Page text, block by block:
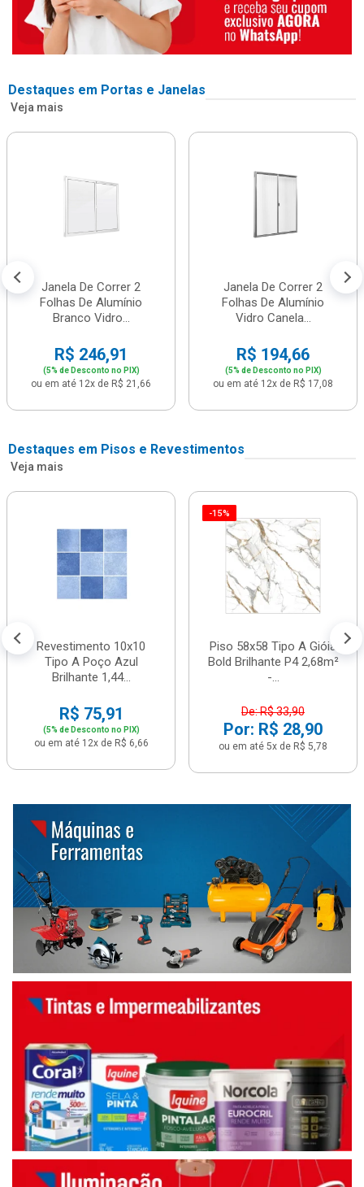
Destaques em Portas e Janelas
Veja mais
Janela De Correr 2
Folhas De Alumínio
Branco Vidro...
R$ 246,91
(5% de Desconto no PIX)
ou em até 12x de R$ 21,66
Janela De Correr 2
Folhas De Alumínio
Vidro Canela...
R$ 194,66
(5% de Desconto no PIX)
ou em até 12x de R$ 17,08
Destaques em Pisos e Revestimentos
Veja mais
Revestimento 10x10
Tipo A Poço Azul
Brilhante 1,44...
R$ 75,91
(5% de Desconto no PIX)
ou em até 12x de R$ 6,66
-15%
Piso 58x58 Tipo A Gióia
Bold Brilhante P4 2,68m²
-...
De: R$ 33,90
Por: R$ 28,90
ou em até 5x de R$ 5,78